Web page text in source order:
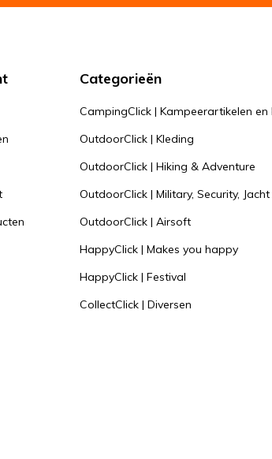
Categorieën
CampingClick | Kampeerartikelen en
OutdoorClick | Kleding
OutdoorClick | Hiking & Adventure
OutdoorClick | Military, Security, Jacht
OutdoorClick | Airsoft
HappyClick | Makes you happy
HappyClick | Festival
CollectClick | Diversen